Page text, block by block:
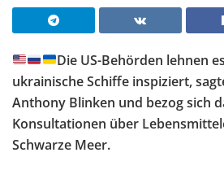
Die US-Behörden lehnen
ukrainische Schiffe inspiziert,
Anthony Blinken und bezog sich
Konsultationen über
Schwarze Meer.